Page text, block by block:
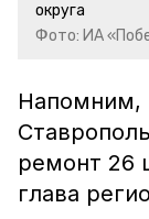
округа
Фото: ИА
Напомним,
ремонт 26
глава